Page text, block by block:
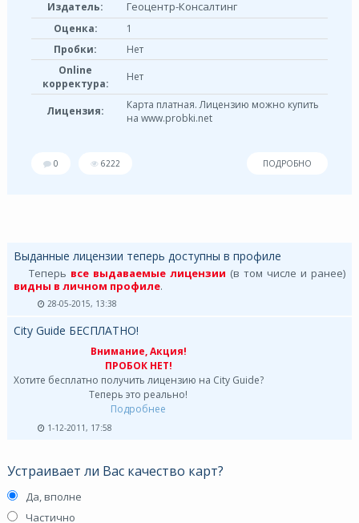
Издатель: Геоцентр-Консалтинг
Оценка:
1
Пробки:
Нет
Online
корректура:
Нет
Лицензия:
Карта платная. Лицензию можно купить
на www.probki.net
0 6222 ПОДРОБНО
Выданные лицензии теперь доступны в профиле
Теперь все выдаваемые лицензии (в том числе и ранее)
видны в личном профиле.
28-05-2015, 13:38
City Guide БЕСПЛАТНО!
Внимание, Акция!
ПРОБОК НЕТ!
Хотите бесплатно получить лицензию на City Guide?
Теперь это реально!
Подробнее
1-12-2011, 17:58
Устраивает ли Вас качество карт?
Да, вполне
Частично